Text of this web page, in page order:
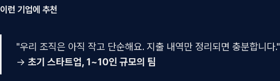
이런 기업에 추천
"우리 조직은 아직 작고 단순해요. 지출 내역만 정리되면 충분합니다."
→초기 스타트업, 1~10인 규모의 팀